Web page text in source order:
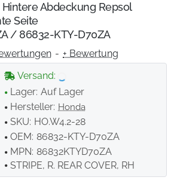
Hintere Abdeckung Repsol
Seite
/ 86832-KTY-D70ZA
- + Bewertung
Versand:
Lager: Auf Lager
Hersteller: Honda
SKU: HO.W4.2-28
OEM: 86832-KTY-D70ZA
MPN: 86832KTYD70ZA
STRIPE, R. REAR COVER, RH